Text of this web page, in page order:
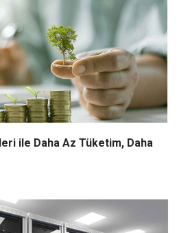
ile Daha Az Tüketim, Daha